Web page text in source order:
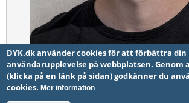
DYK mössan, medium NY!
DYK.dk använder cookies för att förbättra din
användarupplevelse på webbplatsen. Genom att använda sidan
(klicka på en länk på sidan) godkänner du
cookies.Mer information